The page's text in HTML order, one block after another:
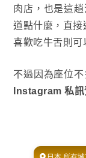
肉店，也是這
道點什麼，直接
喜歡吃牛舌則可
不過因為座位
Instagram 私訊